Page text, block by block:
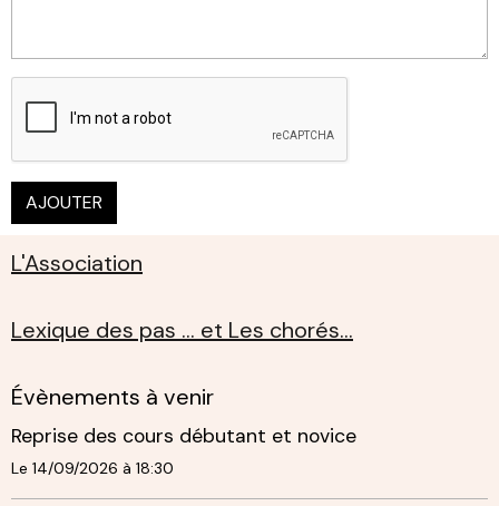
AJOUTER
L'Association
Lexique des pas ... et Les chorés...
Évènements à venir
Reprise des cours débutant et novice
Le 14/09/2026 à 18:30